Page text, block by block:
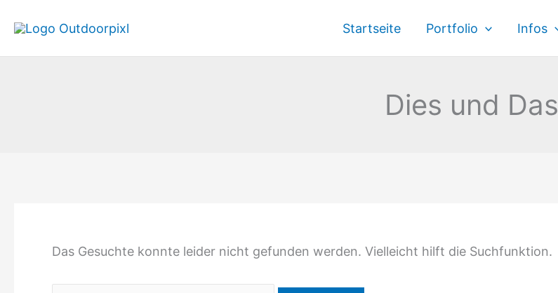
Inhalt
Startseite Portfolio Infos
Dies und Das
Das Gesuchte konnte leider nicht gefunden werden. Vielleicht hilft die Suchfunktion.